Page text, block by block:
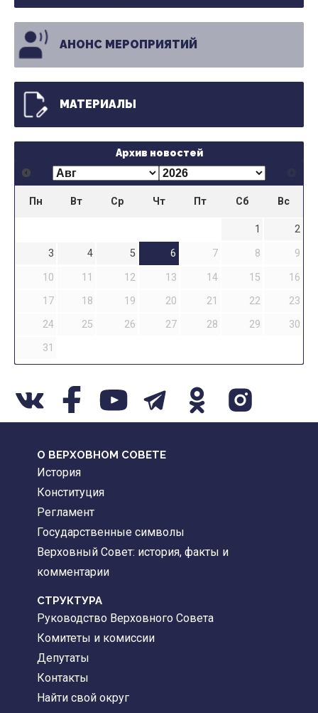
АНОНС МЕРОПРИЯТИЙ
МАТЕРИАЛЫ
Архив новостей
Пн Вт Ср Чт Пт Сб Вс
1
2
3
4 5 6 7 8
9
10
11 12 13 14 15
16
17
18 19 20 21 22
23
24
25 26 27 28 29
30
31
О ВЕРХОВНОМ СОВЕТЕ
История
Конституция
Регламент
Государственные символы
Верховный Совет: история, факты и
комментарии
CТРУКТУРА
Руководство Верховного Совета
Комитеты и комиссии
Депутаты
Контакты
Найти свой округ